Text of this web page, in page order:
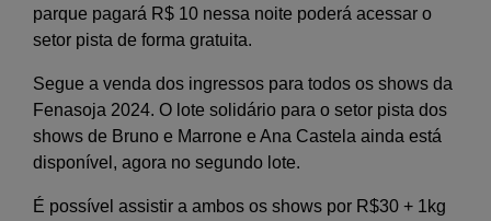
parque pagará R$ 10 nessa noite poderá acessar o
setor pista de forma gratuita.
Segue a venda dos ingressos para todos os shows da
Fenasoja 2024. O lote solidário para o setor pista dos
shows de Bruno e Marrone e Ana Castela ainda está
disponível, agora no segundo lote.
É possível assistir a ambos os shows por R$30 + 1kg